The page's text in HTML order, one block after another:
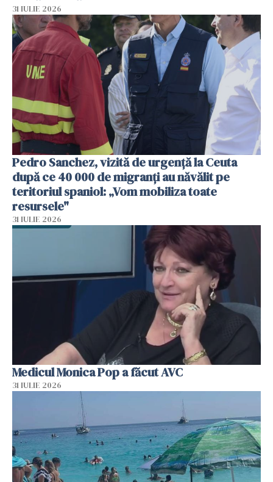
31 IULIE 2026
Pedro Sanchez, vizită de urgență la Ceuta
după ce 40 000 de migranți au năvălit pe
teritoriul spaniol: „Vom mobiliza toate
resursele"
31 IULIE 2026
Medicul Monica Pop a făcut AVC
31 IULIE 2026